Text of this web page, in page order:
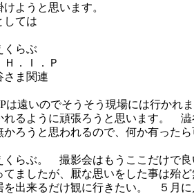
ようと思います。
しては
らぶ
．Ｉ．Ｐ
ま関連
は遠いのでそうそう現場には行かれ
れるように頑張ろうと思います。
かろうと思われるので、何か有った
くらぶ。 撮影会はもうここだけで
てましたが、厭な思いをした事は殆
を出来るだけ観に行きたい。 ５月